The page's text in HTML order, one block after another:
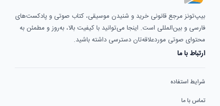
بیپ‌تونز مرجع قانونی خرید و شنیدن موسیقی، کتاب صوتی و پادکست‌های
فارسی و بین‌المللی است. اینجا می‌توانید با کیفیت بالا، به‌روز و مطمئن به
محتوای صوتی موردعلاقه‌تان دسترسی داشته باشید.
ارتباط با ما
شرایط استفاده
تماس با ما